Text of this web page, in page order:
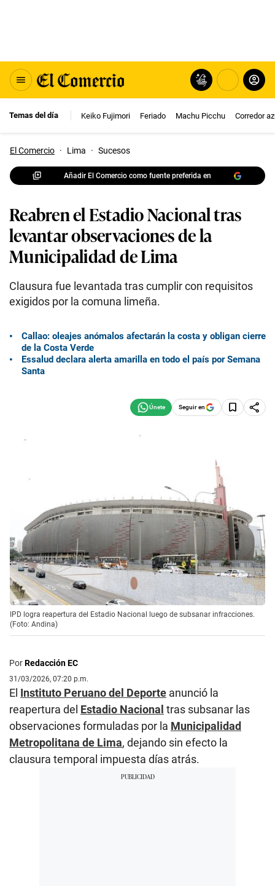
Temas del día Keiko Fujimori Feriado Machu Picchu Corredor
El Comercio · Lima · Sucesos
Añadir El Comercio como fuente preferida en
Reabren el Estadio Nacional tras
levantar observaciones de la
Municipalidad de Lima
Clausura fue levantada tras cumplir con requisitos
exigidos por la comuna limeña.
Callao: oleajes anómalos afectarán la costa y obligan cierre
de la Costa Verde
Essalud declara alerta amarilla en todo el país por Semana
Santa
Seguir en
IPD logra reapertura del Estadio Nacional luego de subsanar infracciones.
(Foto: Andina)
PorRedacción EC
31/03/2026, 07:20 p.m.
El Instituto Peruano del Deporte anunció la
reapertura del Estadio Nacional tras subsanar las
observaciones formuladas por la Municipalidad
Metropolitana de Lima, dejando sin efecto la
clausura temporal impuesta días atrás.